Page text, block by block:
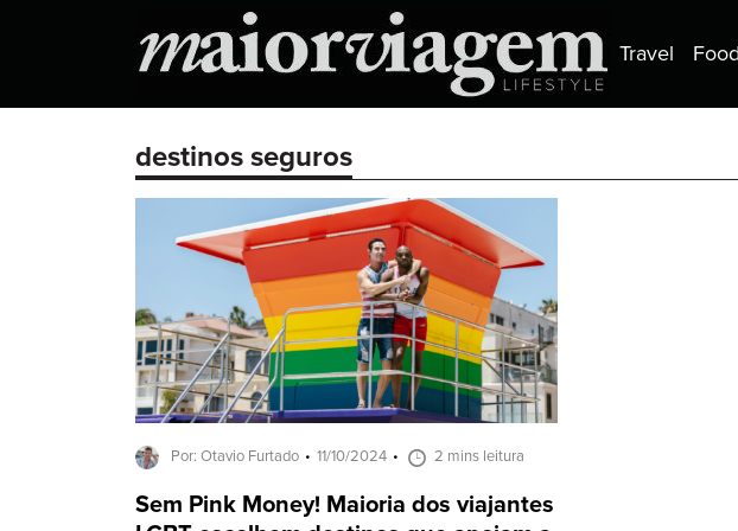
Travel Food
destinos seguros
Por: Otavio Furtado 11/10/2024 2 mins leitura
Sem Pink Money! Maioria dos viajantes